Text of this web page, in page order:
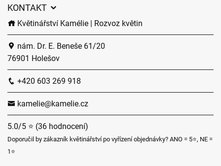
KONTAKT
Květinářství Kamélie | Rozvoz květin
nám. Dr. E. Beneše 61/20
76901 Holešov
+420 603 269 918
kamelie@kamelie.cz
5.0/5 ⭐ (36 hodnocení)
Doporučil by zákazník květinářství po vyřízení objednávky? ANO = 5⭐, NE =
1⭐